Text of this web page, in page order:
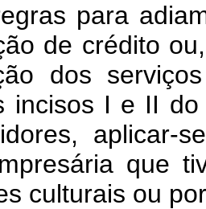
para
de crédito
dos
incisos I e II
aplicar-
que
culturais ou